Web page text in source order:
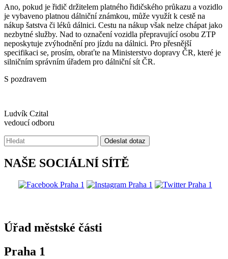
Ano, pokud je řidič držitelem platného řidičského průkazu a vozidlo
je vybaveno platnou dálniční známkou, může využít k cestě na
nákup šatstva či léků dálnici. Cestu na nákup však nelze chápat jako
nezbytné služby. Nad to označení vozidla přepravující osobu ZTP
neposkytuje zvýhodnění pro jízdu na dálnici. Pro přesnější
specifikaci se, prosím, obraťte na Ministerstvo dopravy ČR, které je
silničním správním úřadem pro dálniční sít ČR.
S pozdravem
Ludvík Czital
vedoucí odboru
Vyhledávání:
Odeslat dotaz
NAŠE SOCIÁLNÍ SÍTĚ
Úřad městské části
Praha 1